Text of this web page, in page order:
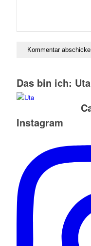
Das bin ich: Uta
Instagram